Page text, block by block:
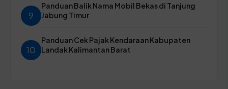
9
Panduan Balik Nama Mobil Bekas di Tanjung
Jabung Timur
10
Panduan Cek Pajak Kendaraan Kabupaten
Landak Kalimantan Barat